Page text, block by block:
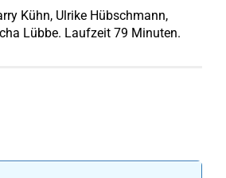
Kühn, Ulrike Hübschmann,
Lübbe. Laufzeit 79 Minuten.